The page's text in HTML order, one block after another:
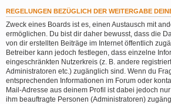
REGELUNGEN BEZÜGLICH DER WEITERGABE
Zweck eines Boards ist es, einen Austausch mit
ermöglichen. Du bist dir daher bewusst, dass die
von dir erstellten Beiträge im Internet öffentlich
Betreiber kann jedoch festlegen, dass einzelne
eingeschränkten Nutzerkreis (z. B. andere
Administratoren etc.) zugänglich sind. Wenn du
entsprechenden Informationen im Forum oder
Mail-Adresse aus deinem Profil ist dabei jedoch
ihm beauftragte Personen (Administratoren)